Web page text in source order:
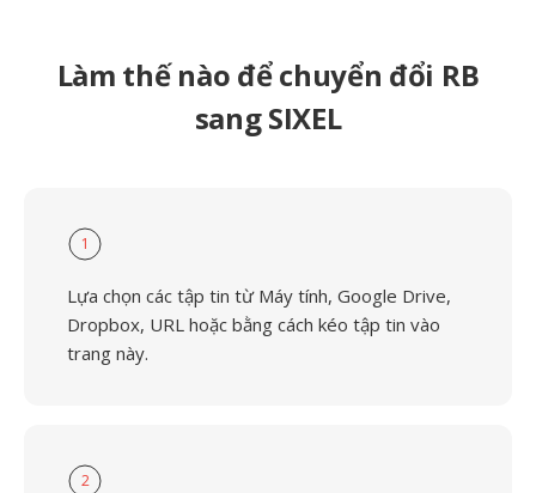
Làm thế nào để chuyển đổi RB
sang SIXEL
1
Lựa chọn các tập tin từ Máy tính, Google Drive,
Dropbox, URL hoặc bằng cách kéo tập tin vào
trang này.
2